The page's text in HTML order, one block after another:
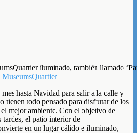
iluminado, también llamado
MuseumsQuartier
mes hasta Navidad para salir a la calle y
tienen todo pensado para disfrutar de los
mejor ambiente. Con el objetivo de
tardes, el patio interior de
en un lugar cálido e iluminado,